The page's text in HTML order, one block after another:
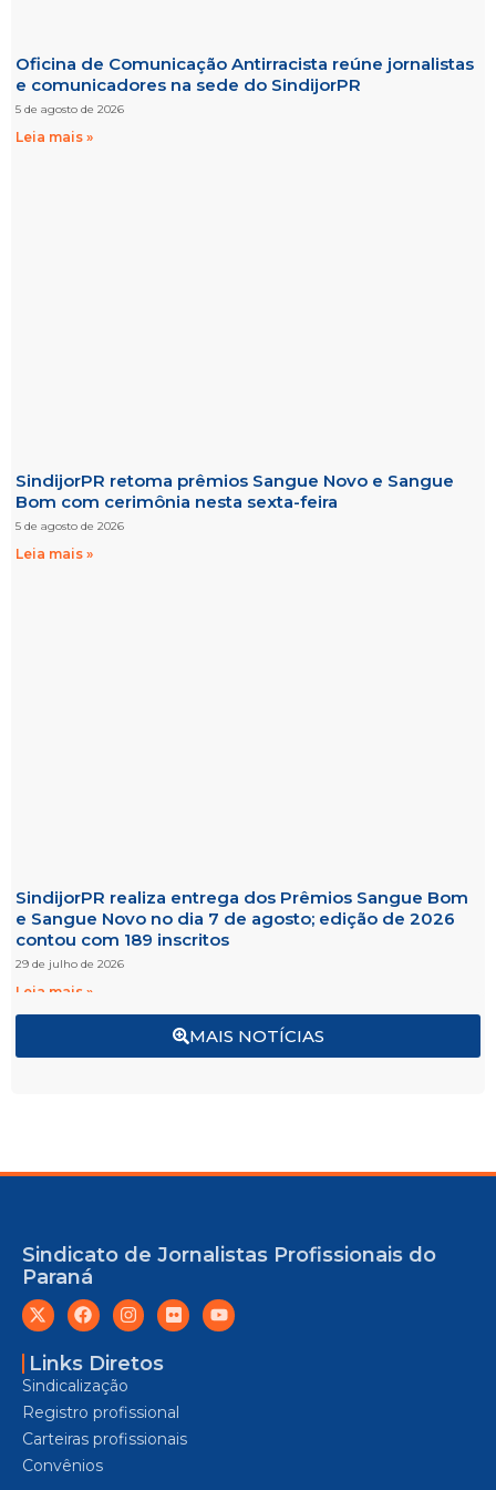
MAIS NOTÍCIAS
Oficina de Comunicação Antirracista reúne jornalistas
e comunicadores na sede do SindijorPR
5 de agosto de 2026
Leia mais »
SindijorPR retoma prêmios Sangue Novo e Sangue
Bom com cerimônia nesta sexta-feira
5 de agosto de 2026
Leia mais »
SindijorPR realiza entrega dos Prêmios Sangue Bom
e Sangue Novo no dia 7 de agosto; edição de 2026
contou com 189 inscritos
29 de julho de 2026
Leia mais »
Sindicato de Jornalistas Profissionais do
Paraná
Links Diretos
Sindicalização
Registro profissional
Carteiras profissionais
Convênios